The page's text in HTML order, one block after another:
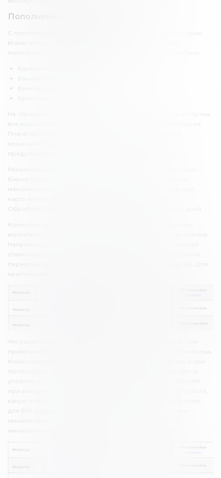
Пополнение и вывод средств
С пополнением и выводом средств у криптовалютной биржи
Kraken есть некоторые нюансы. Платформа позволяет
пополнить счет и вывести средства следующими способами:
На «Кракене» для пополнения счета и вывода средств доступны
все виды криптовалют, которые поддерживает криптобиржа.
Платформа не принимает платежи через электронные
кошельки. Поддержка украинской гривны здесь не
предусмотрена.
Минимальная сумма пополнения счета на криптовалютной
бирже составляет всего 1 USD (30 UAH). Ограничений по
максимальной сумме нет. Платежи с помощью банковской
карты или криптовалют обрабатываются за 1-5 минут.
Обработка банковского перевода может занимать до 5 дней.
Комиссии на платформе могут быть фиксированными или
взиматься в процентах, в зависимости от способа пополнения.
Например, для банковской карты применяется процентная
ставка комиссий – 3.75% + 0.25 EUR (10 UAH). Для банковского
перевода применяются фиксированные ставки комиссий. Для
криптовалют комиссия за пополнение отсутствует.
Что касается вывода средств, здесь тоже есть комиссии. Они
применяются, независимо от того, какой метод ты используешь.
Комиссия для вывода на банковскую карту такая же, как и при
пополнении. При выводе банковским переводом придется
уплатить от 120-1050 UAH при выводе в USD или 200-1350 UAH
при выплате в EUR. Комиссия для криптовалют зависит от того,
какую именно цифровую валюту ты используешь. Например,
для BTC размер комиссии составляет 600 UAH. При этом
минимальная сумма вывода – 450 UAH. Таким образом,
минимальный размер транзакции составит 1050 UAH.